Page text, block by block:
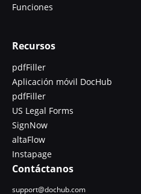
Funciones
Recursos
pdfFiller
Aplicación móvil DocHub
pdfFiller
US Legal Forms
SignNow
altaFlow
Instapage
Contáctanos
support@dochub.com